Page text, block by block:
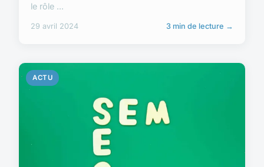
le rôle ...
29 avril 2024 3 min de lecture →
ACTU